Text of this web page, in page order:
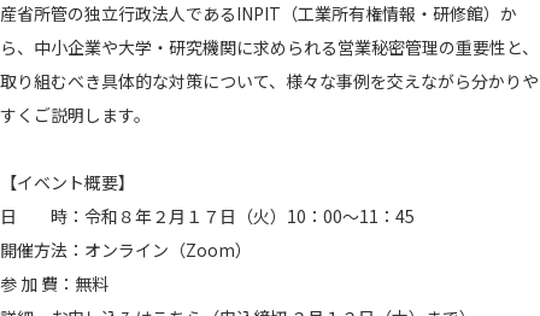
産省所管の独立行政法人であるINPIT（工業所有権情報・研修館）か
ら、中小企業や大学・研究機関に求められる営業秘密管理の重要性と、
取り組むべき具体的な対策について、様々な事例を交えながら分かりや
すくご説明します。
【イベント概要】
日 時：令和８年２月１７日（火）10：00～11：45
開催方法：オンライン（Zoom）
参 加 費：無料